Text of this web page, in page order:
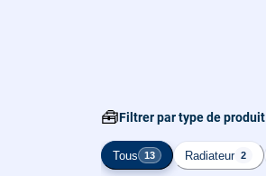
🧰Filtrer par type de produit
Tous 13 Radiateur 2